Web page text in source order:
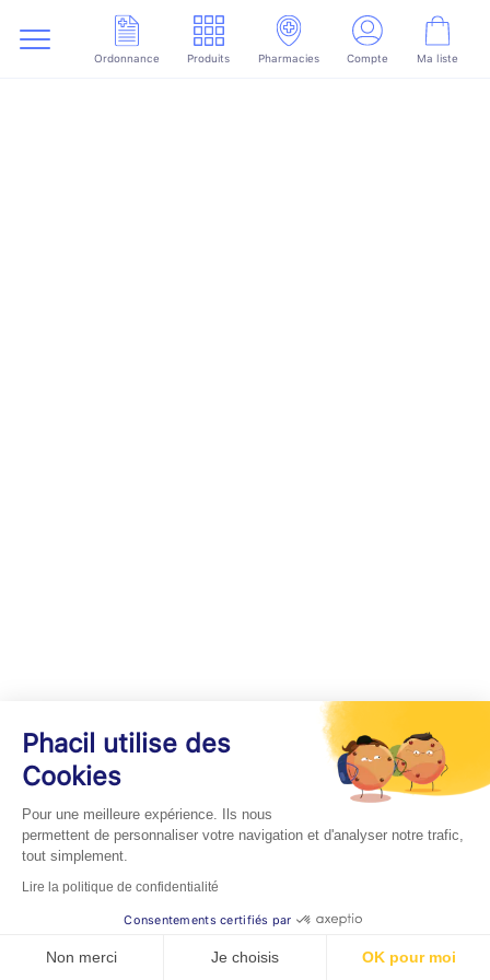
Ordonnance Produits Pharmacies Compte Ma liste
Phacil utilise des
Cookies
Pour une meilleure expérience. Ils nous
permettent de personnaliser votre navigation et d'analyser notre trafic,
tout simplement.
Lire la politique de confidentialité
Consentements certifiés par
Non merci Je choisis OK pour moi